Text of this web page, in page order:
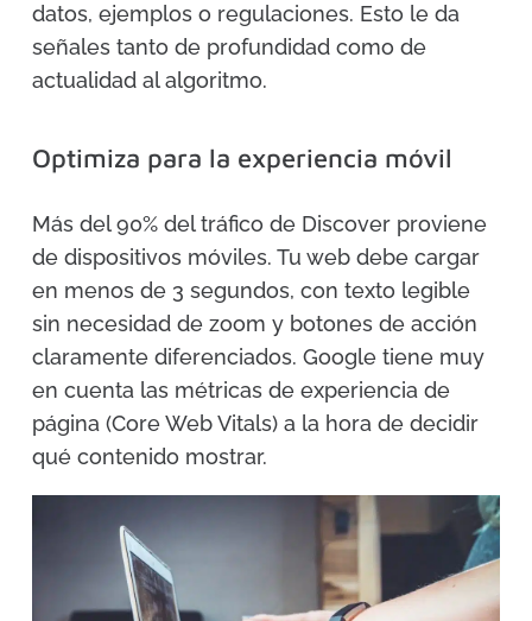
datos, ejemplos o regulaciones. Esto le da
señales tanto de profundidad como de
actualidad al algoritmo.
Optimiza para la experiencia móvil
Más del 90% del tráfico de Discover proviene
de dispositivos móviles. Tu web debe cargar
en menos de 3 segundos, con texto legible
sin necesidad de zoom y botones de acción
claramente diferenciados. Google tiene muy
en cuenta las métricas de experiencia de
página (Core Web Vitals) a la hora de decidir
qué contenido mostrar.